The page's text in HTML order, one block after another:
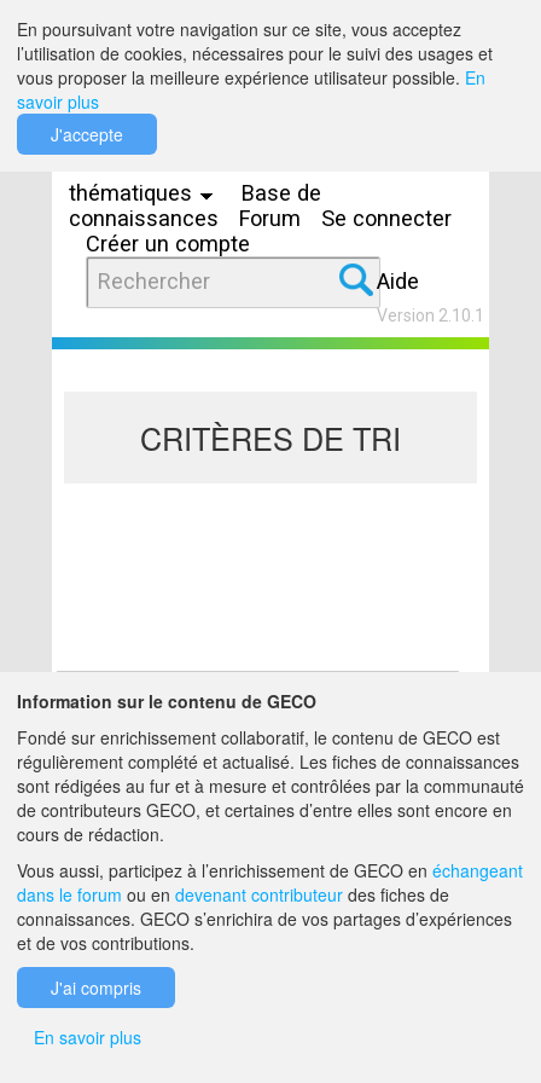
thématiques
Base de
connaissances
Forum
Se connecter
Créer un compte
Aide
Version 2.10.1
CRITÈRES DE TRI
Aucun résultat
A PROPOS DE GECO AIDE
F.A.Q. NOUS CONTACTER
En poursuivant votre navigation sur ce site, vous acceptez
l’utilisation de cookies, nécessaires pour le suivi des usages et
vous proposer la meilleure expérience utilisateur possible. En
savoir plus
J'accepte
Information sur le contenu de GECO
Fondé sur enrichissement collaboratif, le contenu de GECO est
régulièrement complété et actualisé. Les fiches de connaissances
sont rédigées au fur et à mesure et contrôlées par la communauté
de contributeurs GECO, et certaines d’entre elles sont encore en
cours de rédaction.
Vous aussi, participez à l’enrichissement de GECO en échangeant
dans le forum ou en devenant contributeur des fiches de
connaissances. GECO s’enrichira de vos partages d’expériences
et de vos contributions.
J'ai compris
En savoir plus